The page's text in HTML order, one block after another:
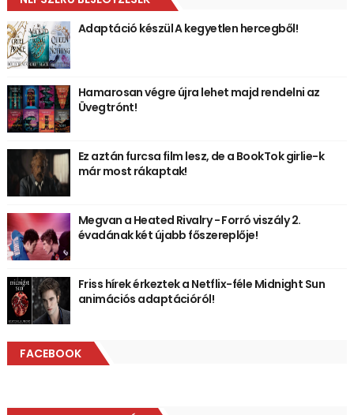
Adaptáció készül A kegyetlen hercegből!
Hamarosan végre újra lehet majd rendelni az
Üvegtrónt!
Ez aztán furcsa film lesz, de a BookTok girlie-k
már most rákaptak!
Megvan a Heated Rivalry - Forró viszály 2.
évadának két újabb főszereplője!
Friss hírek érkeztek a Netflix-féle Midnight Sun
animációs adaptációról!
FACEBOOK